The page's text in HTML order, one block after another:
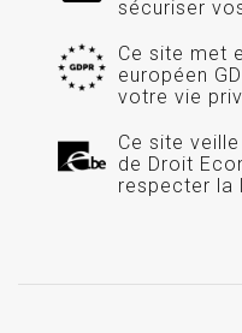
sécuriser
Ce site met
européen
votre vie
Ce site
de Droit
respecter la